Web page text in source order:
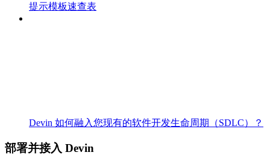
提示模板速查表
Devin 如何融入您现有的软件开发生命周期（SDLC）？
部署并接入 Devin